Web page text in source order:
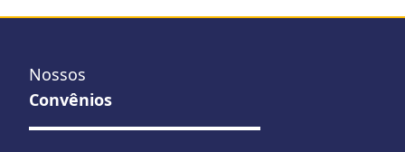
Nossos
Convênios